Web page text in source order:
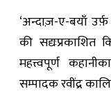
‘अन्दाज़-ए-बयाँ
की
महत्त्वपूर्ण
सम्पादक रवींद्र